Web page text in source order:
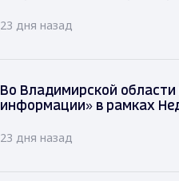
23 дня назад
Во Владимирской
информации» в рамках
23 дня назад